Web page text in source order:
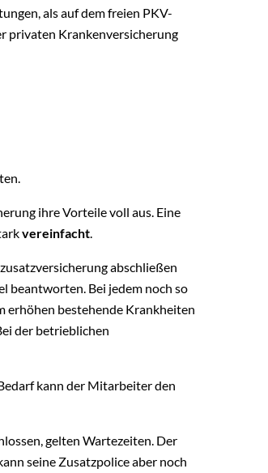
als auf dem freien PKV-
privaten Krankenversicherung
ihre Vorteile voll aus. Eine
vereinfacht.
abschließen
beantworten. Bei jedem noch so
erhöhen bestehende Krankheiten
der betrieblichen
kann der Mitarbeiter den
gelten Wartezeiten. Der
seine Zusatzpolice aber noch